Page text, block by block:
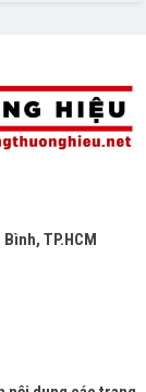
TP.HCM